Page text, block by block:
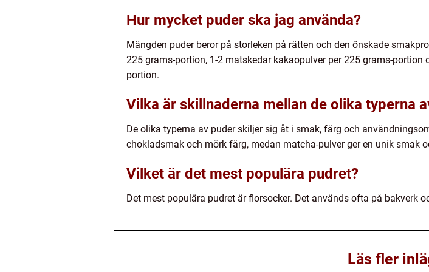
Hur mycket puder ska jag använda?
Mängden puder beror på storleken på rätten och den önskade
225 grams-portion, 1-2 matskedar kakaopulver per 225 grams-
portion.
Vilka är skillnaderna mellan de olika typerna
De olika typerna av puder skiljer sig åt i smak, färg och
chokladsmak och mörk färg, medan matcha-pulver ger en unik smak
Vilket är det mest populära pudret?
Det mest populära pudret är florsocker. Det används ofta på bakverk
Läs fler